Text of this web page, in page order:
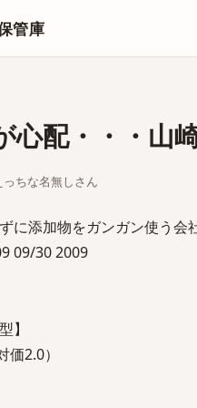
管庫
心配・・・山
ちな名無しさん
に添加物をガンガン使う会
09/30 2009
価2.0）